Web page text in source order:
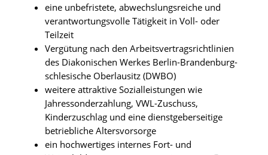
eine unbefristete, abwechslungsreiche und
verantwortungsvolle Tätigkeit in Voll- oder
Teilzeit
Vergütung nach den Arbeitsvertragsrichtlinien
des Diakonischen Werkes Berlin-Brandenburg-
schlesische Oberlausitz (DWBO)
weitere attraktive Sozialleistungen wie
Jahressonderzahlung, VWL-Zuschuss,
Kinderzuschlag und eine dienstgeberseitige
betriebliche Altersvorsorge
ein hochwertiges internes Fort- und